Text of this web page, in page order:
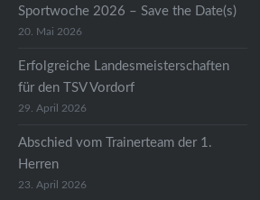
Sportwoche 2026 – Save the Date(s)
20. Mai 2026
Erfolgreiche Landesmeisterschaften
für den TSV Vordorf
29. April 2026
Abschied vom Trainerteam der 1.
Herren
23. April 2026